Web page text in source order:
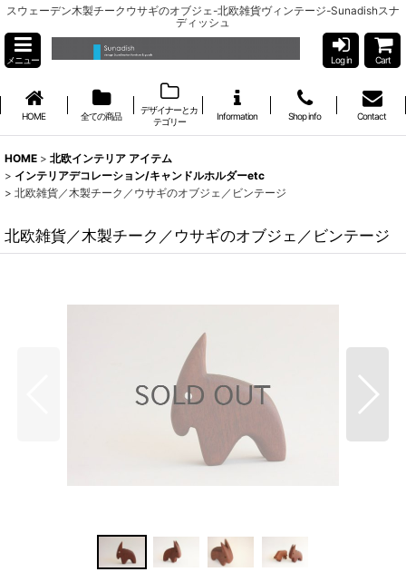
スウェーデン木製チークウサギのオブジェ-北欧雑貨ヴィンテージ-Sunadishスナ
ディッシュ
メニュー Log in Cart
HOME 全ての商品
デザイナーとカ
テゴリー
Information Shop info Contact
HOME > 北欧インテリア アイテム
> インテリアデコレーション/キャンドルホルダーetc
> 北欧雑貨／木製チーク／ウサギのオブジェ／ビンテージ
北欧雑貨／木製チーク／ウサギのオブジェ／ビンテージ